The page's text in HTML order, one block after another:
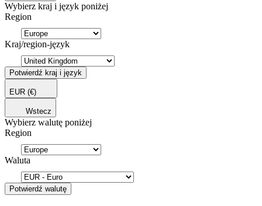
Wybierz kraj i język poniżej
Region
Kraj/region-język
Potwierdź kraj i język
EUR (€)
Wstecz
Wybierz walutę poniżej
Region
Waluta
Potwierdź walutę